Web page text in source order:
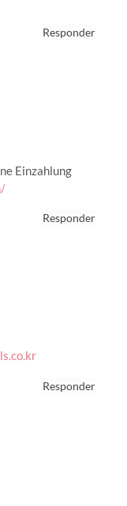
Responder
Einzahlung
Responder
Responder